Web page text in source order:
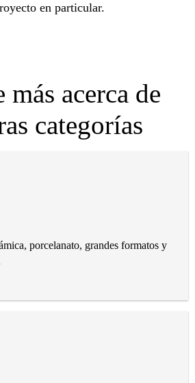
en particular.
más acerca de
categorías
porcelanato, grandes formatos y